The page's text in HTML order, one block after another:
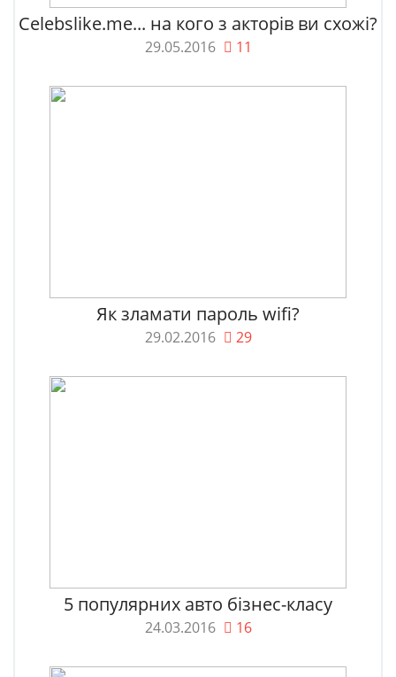
Celebslike.me... на кого з акторів ви схожі?
29.05.2016 11
Як зламати пароль wifi?
29.02.2016 29
5 популярних авто бізнес-класу
24.03.2016 16